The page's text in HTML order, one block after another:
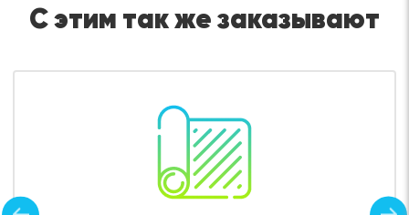
С этим так же заказывают